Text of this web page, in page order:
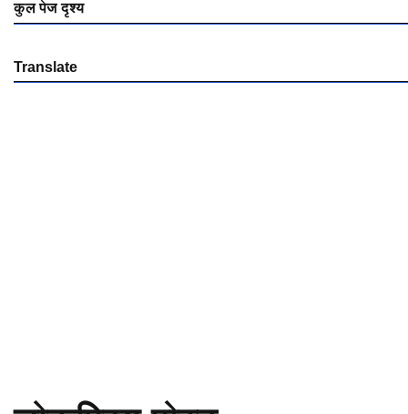
कुल पेज दृश्य
Translate